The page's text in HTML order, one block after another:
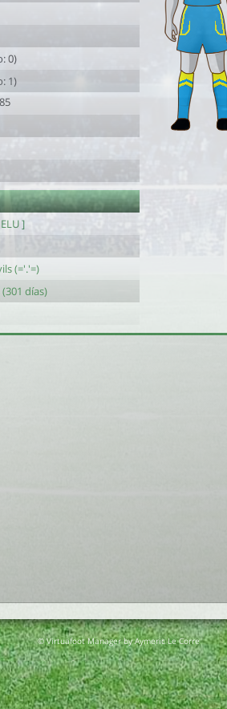
0)
1)
85
]
(='.'=)
días)
© Virtuafoot Manager by Aymeric Le Corre